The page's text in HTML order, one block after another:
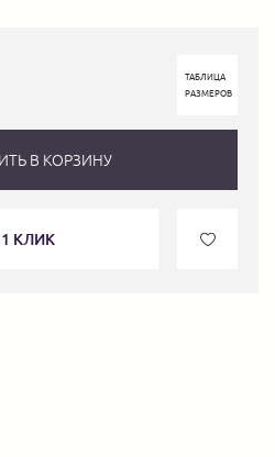
ТАБЛИЦА
РАЗМЕРОВ
В КОРЗИНУ
КЛИК